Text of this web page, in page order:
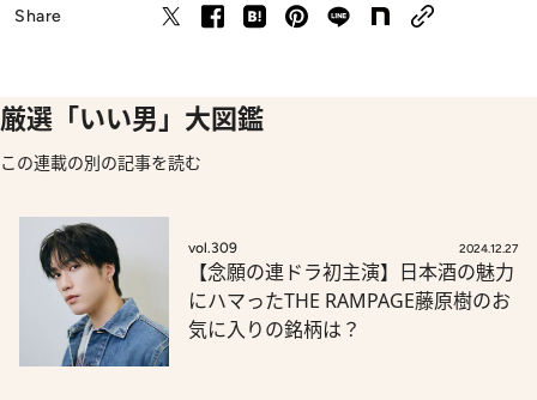
Share
厳選「いい男」大図鑑
この連載の別の記事を読む
vol.309 2024.12.27
【念願の連ドラ初主演】日本酒の魅力
にハマったTHE RAMPAGE藤原樹のお
気に入りの銘柄は？